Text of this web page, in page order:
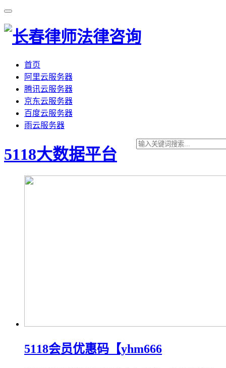
首页
阿里云服务器
腾讯云服务器
京东云服务器
百度云服务器
雨云服务器
5118大数据平台
5118会员优惠码【yhm666